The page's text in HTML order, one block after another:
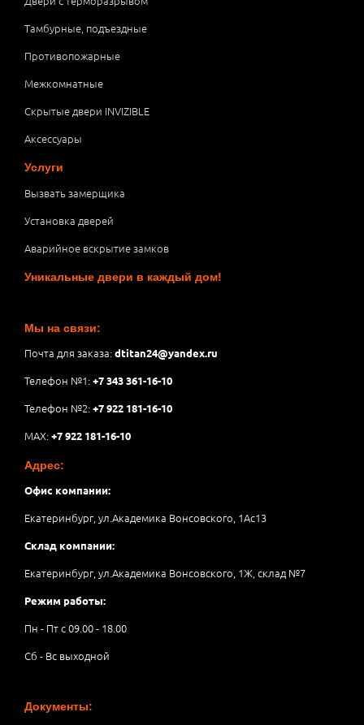
Тамбурные, подъездные
Противопожарные
Межкомнатные
Скрытые двери INVIZIBLE
Аксессуары
Услуги
Вызвать замерщика
Установка дверей
Аварийное вскрытие замков
Уникальные двери в каждый дом!
Мы на связи:
Почта для заказа:dtitan24@yandex.ru
Телефон №1:+7 343 361-16-10
Телефон №2:+7 922 181-16-10
MAX:+7 922 181-16-10
Адрес:
Офис компании:
Екатеринбург, ул.Академика Вонсовского, 1Аc13
Склад компании:
Екатеринбург, ул.Академика Вонсовского, 1Ж, склад №7
Режим работы:
Пн - Пт с 09.00 - 18.00
Сб - Вс выходной
Документы: